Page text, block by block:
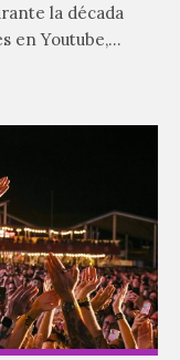
la década
en Youtube,